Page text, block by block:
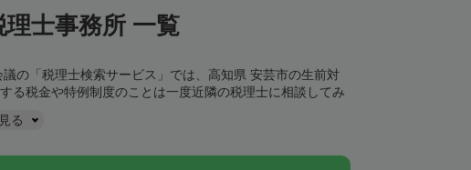
士事務所 一覧
の「税理士検索サービス」では、高知県 安芸市の生前対
る税金や特例制度のことは一度近隣の税理士に相談してみ
る